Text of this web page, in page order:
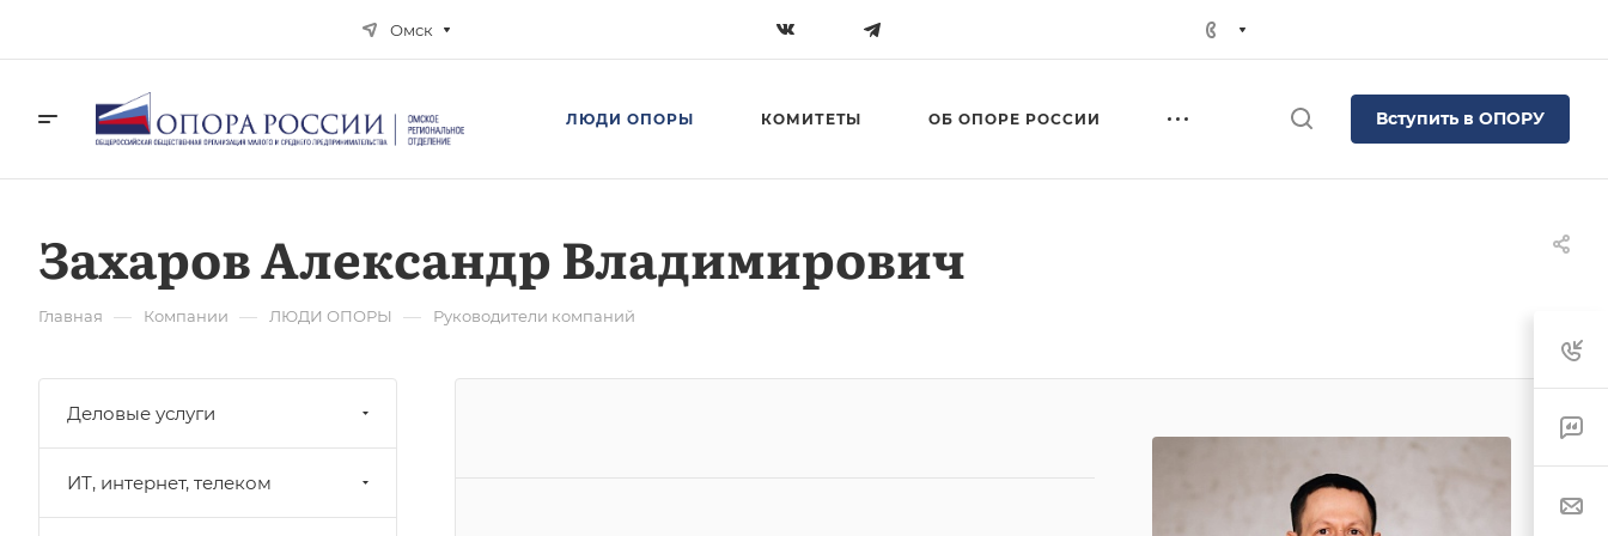
Омск
ЛЮДИ ОПОРЫ КОМИТЕТЫ ОБ ОПОРЕ РОССИИ Вступить в ОПОРУ
Захаров Александр Владимирович
Главная — Компании — ЛЮДИ ОПОРЫ — Руководители компаний
Деловые услуги
ИТ, интернет, телеком